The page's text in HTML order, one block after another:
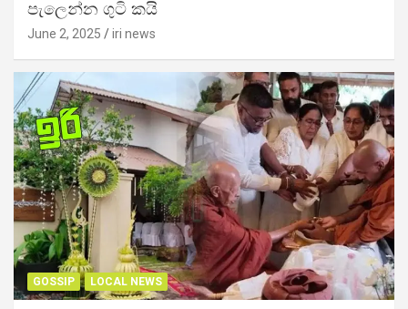
පැලෙන්න ගුටි කයි
June 2, 2025 iri news
GOSSIP LOCAL NEWS